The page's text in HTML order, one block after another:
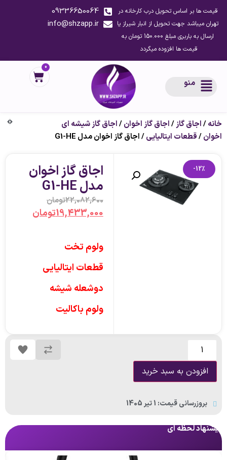
قیمت ها بر اساس تحویل درب کارخانه در
تهران میباشد جهت تحویل از انبار شیراز یا
ارسال به باربری مبلغ 150.000 تومان به
قیمت ها افزوده میگردد
09336650064
info@shzapp.ir
منو
0
خانه/اجاق گاز/اجاق گاز اخوان/اجاق گاز شیشه ای
اخوان/قطعات ایتالیایی/ اجاق گاز اخوان مدل G1-HE
پیشنهاد لحظه ای
-12% اجاق گاز اخوان
مدل G1-HE
22,082,600تومان
19,433,000تومان
ولوم تخت
قطعات ایتالیایی
دوشعله شیشه
ولوم باکالیت
افزودن به سبد خرید
بروزرسانی قیمت: 1 تیر 1405